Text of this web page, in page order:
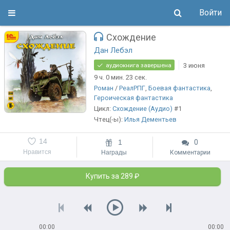
Войти
Схождение
Дан Лебэл
аудиокнига завершена
3 июня
9 ч. 0 мин. 23 сек.
Роман / РеалРПГ, Боевая фантастика,
Героическая фантастика
Цикл: Схождение (Аудио) #1
Чтец(-ы): Илья Дементьев
Нравится
14 1
Награды
0
Комментарии
Купить за 289 ₽
00:00 00:00